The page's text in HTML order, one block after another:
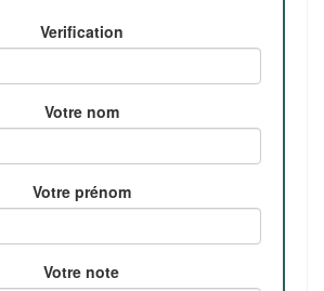
Verification
Votre nom
Votre prénom
Votre note